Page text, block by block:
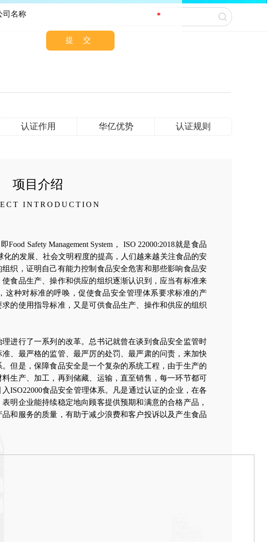
司名称 *
认证作用 华亿优势 认证规则
项目介绍
INTRODUCTION
Safety Management System， ISO 22000:2018就是食品
的发展、社会文明程度的提高，人们越来越关注食品的安
织，证明自己有能力控制食品安全危害和那些影响食品安
食品生产、操作和供应的组织逐渐认识到，应当有标准来
这种对标准的呼唤，促使食品安全管理体系要求标准的产
的使用指导标准，又是可供食品生产、操作和供应的组织
进行了一系列的改革。总书记就曾在谈到食品安全监管时
、最严格的监管、最严厉的处罚、最严肃的问责，来加快
但是，保障食品安全是一个复杂的系统工程，由于生产的
生产、加工，再到储藏、运输，直至销售，每一环节都可
ISO22000食品安全管理体系。凡是通过认证的企业，在各
明企业能持续稳定地向顾客提供预期和满意的合格产品，
和服务的质量，有助于减少浪费和客户投诉以及产生食品